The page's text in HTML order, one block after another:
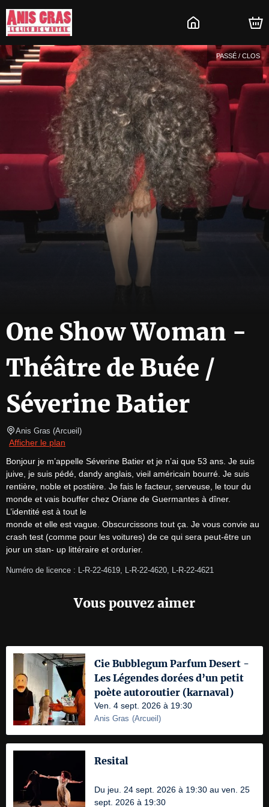
PASSÉ / CLOS
One Show Woman -
Théâtre de Buée /
Séverine Batier
Anis Gras (Arcueil )
Afficher le plan
Bonjour je m’appelle Séverine Batier et je n’ai que 53 ans. Je suis
juive, je suis pédé, dandy anglais, vieil américain bourré. Je suis
rentière, noble et postière. Je fais le facteur, serveuse, le tour du
monde et vais bouffer chez Oriane de Guermantes à dîner.
L’identité est à tout le
monde et elle est vague. Obscurcissons tout ça. Je vous convie au
crash test (comme pour les voitures) de ce qui sera peut-être un
jour un stan- up littéraire et ordurier.
Numéro de licence : L-R-22-4619, L-R-22-4620, L-R-22-4621
Vous pouvez aimer
Cie Bubblegum Parfum Desert -
Les Légendes dorées d’un petit
poète autoroutier (karnaval)
Ven. 4 sept. 2026 à 19:30
Anis Gras (Arcueil )
Resital
Du jeu. 24 sept. 2026 à 19:30 au ven. 25
sept. 2026 à 19:30